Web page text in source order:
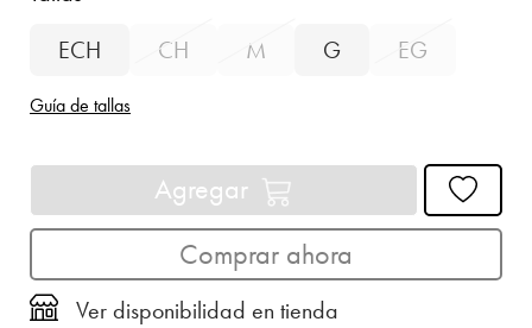
ECH
CH M G EG
Guía de tallas
Agregar
Comprar ahora
Ver disponibilidad en tienda